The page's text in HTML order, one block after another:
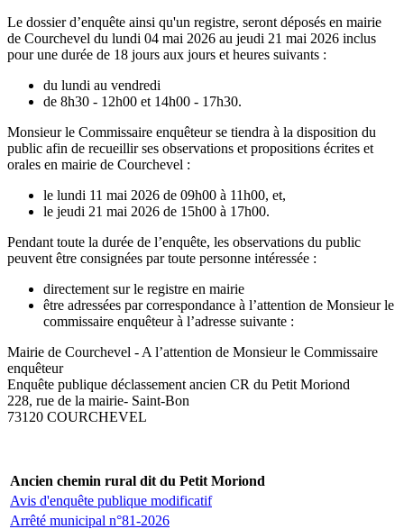
Le dossier d’enquête ainsi qu'un registre, seront déposés en mairie
de Courchevel du lundi 04 mai 2026 au jeudi 21 mai 2026 inclus
pour une durée de 18 jours aux jours et heures suivants :
du lundi au vendredi
de 8h30 - 12h00 et 14h00 - 17h30.
Monsieur le Commissaire enquêteur se tiendra à la disposition du
public afin de recueillir ses observations et propositions écrites et
orales en mairie de Courchevel :
le lundi 11 mai 2026 de 09h00 à 11h00, et,
le jeudi 21 mai 2026 de 15h00 à 17h00.
Pendant toute la durée de l’enquête, les observations du public
peuvent être consignées par toute personne intéressée :
directement sur le registre en mairie
être adressées par correspondance à l’attention de Monsieur le
commissaire enquêteur à l’adresse suivante :
Mairie de Courchevel - A l’attention de Monsieur le Commissaire
enquêteur
Enquête publique déclassement ancien CR du Petit Moriond
228, rue de la mairie- Saint-Bon
73120 COURCHEVEL
Ancien chemin rural dit du Petit Moriond
Avis d'enquête publique modificatif
Arrêté municipal n°81-2026